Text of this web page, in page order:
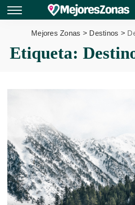
Mejores Zonas > Destinos >
Etiqueta: